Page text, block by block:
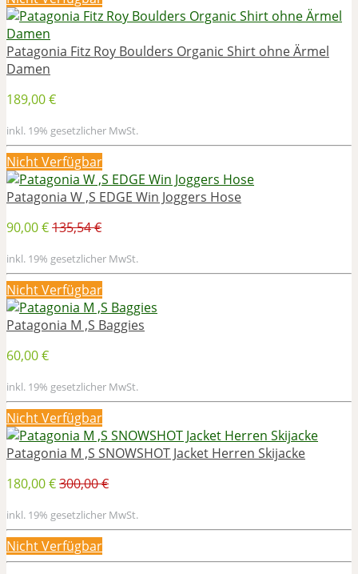
Patagonia Fitz Roy Boulders Organic Shirt ohne Ärmel
Damen
189,00 €
inkl. 19% gesetzlicher MwSt.
Nicht Verfügbar
Patagonia W ‚S EDGE Win Joggers Hose
90,00 €135,54 €
inkl. 19% gesetzlicher MwSt.
Nicht Verfügbar
Patagonia M ‚S Baggies
60,00 €
inkl. 19% gesetzlicher MwSt.
Nicht Verfügbar
Patagonia M ‚S SNOWSHOT Jacket Herren Skijacke
180,00 €300,00 €
inkl. 19% gesetzlicher MwSt.
Nicht Verfügbar